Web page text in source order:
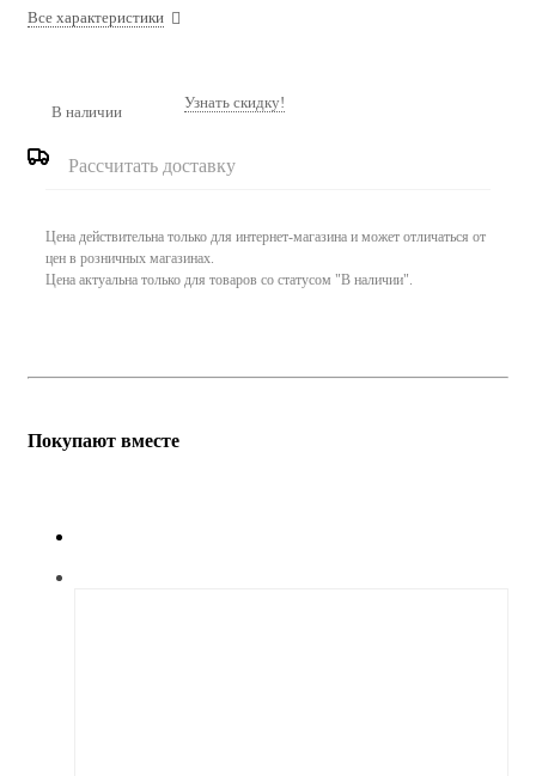
Все характеристики
В наличии Узнать скидку!
Рассчитать доставку
Цена действительна только для интернет-магазина и может отличаться от
цен в розничных магазинах.
Цена актуальна только для товаров со статусом "В наличии".
Покупают вместе